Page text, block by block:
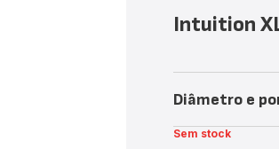
Intuition
Diâmetro e
Sem stock